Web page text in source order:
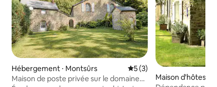
Hébergement ⋅ Montsûrs Évaluation moyenne sur
5 (3)
Maison de poste privée sur le domaine
Maison d'hôtes ⋅